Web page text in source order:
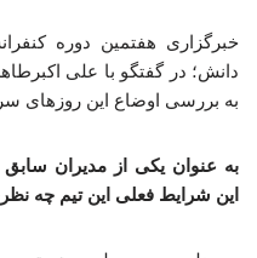
خبرگزاری هفتمین دوره
دانش؛ در گفتگو با علی
به بررسی اوضاع این روزهای
به عنوان یکی از مدیران
این شرایط فعلی این تیم چه